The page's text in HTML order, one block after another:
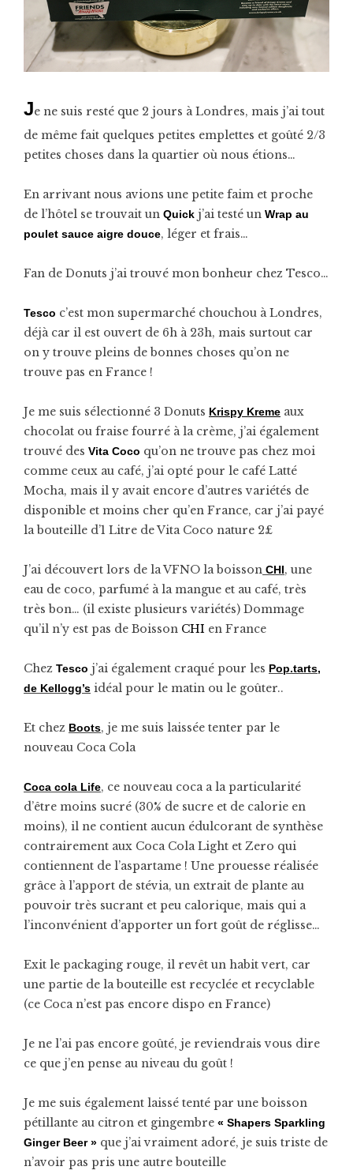
Je ne suis resté que 2 jours à Londres, mais j’ai tout
de même fait quelques petites emplettes et goûté 2/3
petites choses dans la quartier où nous étions…
En arrivant nous avions une petite faim et proche
de l’hôtel se trouvait un Quick j’ai testé un Wrap au
poulet sauce aigre douce, léger et frais…
Fan de Donuts j’ai trouvé mon bonheur chez Tesco…
Tesco c’est mon supermarché chouchou à Londres,
déjà car il est ouvert de 6h à 23h, mais surtout car
on y trouve pleins de bonnes choses qu’on ne
trouve pas en France !
Je me suis sélectionné 3 Donuts Krispy Kreme aux
chocolat ou fraise fourré à la crème, j’ai également
trouvé des Vita Coco qu’on ne trouve pas chez moi
comme ceux au café, j’ai opté pour le café Latté
Mocha, mais il y avait encore d’autres variétés de
disponible et moins cher qu’en France, car j’ai payé
la bouteille d’1 Litre de Vita Coco nature 2£
J’ai découvert lors de la VFNO la boisson CHI, une
eau de coco, parfumé à la mangue et au café, très
très bon… (il existe plusieurs variétés) Dommage
qu’il n’y est pas de Boisson CHI en France
Chez Tesco j’ai également craqué pour les Pop.tarts,
de Kellogg’s idéal pour le matin ou le goûter..
Et chez Boots, je me suis laissée tenter par le
nouveau Coca Cola
Coca cola Life, ce nouveau coca a la particularité
d’être moins sucré (30% de sucre et de calorie en
moins), il ne contient aucun édulcorant de synthèse
contrairement aux Coca Cola Light et Zero qui
contiennent de l’aspartame ! Une prouesse réalisée
grâce à l’apport de stévia, un extrait de plante au
pouvoir très sucrant et peu calorique, mais qui a
l’inconvénient d’apporter un fort goût de réglisse…
Exit le packaging rouge, il revêt un habit vert, car
une partie de la bouteille est recyclée et recyclable
(ce Coca n’est pas encore dispo en France)
Je ne l’ai pas encore goûté, je reviendrais vous dire
ce que j’en pense au niveau du goût !
Je me suis également laissé tenté par une boisson
pétillante au citron et gingembre « Shapers Sparkling
Ginger Beer » que j’ai vraiment adoré, je suis triste de
n’avoir pas pris une autre bouteille